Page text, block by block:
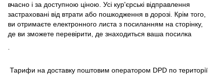
вчасно і за доступною ціною. Усі кур'єрські відправлення
застраховані від втрати або пошкодження в дорозі. Крім того,
ви отримаєте електронного листа з посиланням на сторінку,
де ви зможете перевірити, де знаходиться ваша посилка
Тарифи на доставку поштовим оператором DPD по території